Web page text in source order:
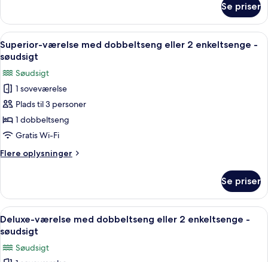
-
delvis
søudsigt
værelse
med
dobbeltseng
eller
enkeltsenge
delvis
søudsigt
Se priser
Indlæs
alle
billeder
af
Superior-
værelse
med
dobbeltseng
eller
2
-
søudsigt
Et hotelværelse med to senge, et
7
Superior-værelse med dobbeltseng eller 2 enkeltsenge -
søudsigt
Søudsigt
1 soveværelse
Plads til 3 personer
1 dobbeltseng
Gratis Wi-Fi
Flere oplysninger
Flere
værelse
med
dobbeltseng
eller
enkeltsenge
Se priser
Indlæs
alle
billeder
af
Et hotelværelse med to senge, et
5
Deluxe-værelse med dobbeltseng eller 2 enkeltsenge -
søudsigt
Søudsigt